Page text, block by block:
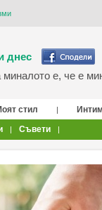
днес
миналото е, че е
стил |
| Съвети |